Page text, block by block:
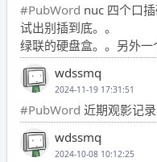
#PubWord nuc 四个口
试出别插到底。。
绿联的硬盘盒。。另外一
wdssmq
2024-11-19 17:31:51
#PubWord 近期观影记
wdssmq
2024-10-08 10:12:25